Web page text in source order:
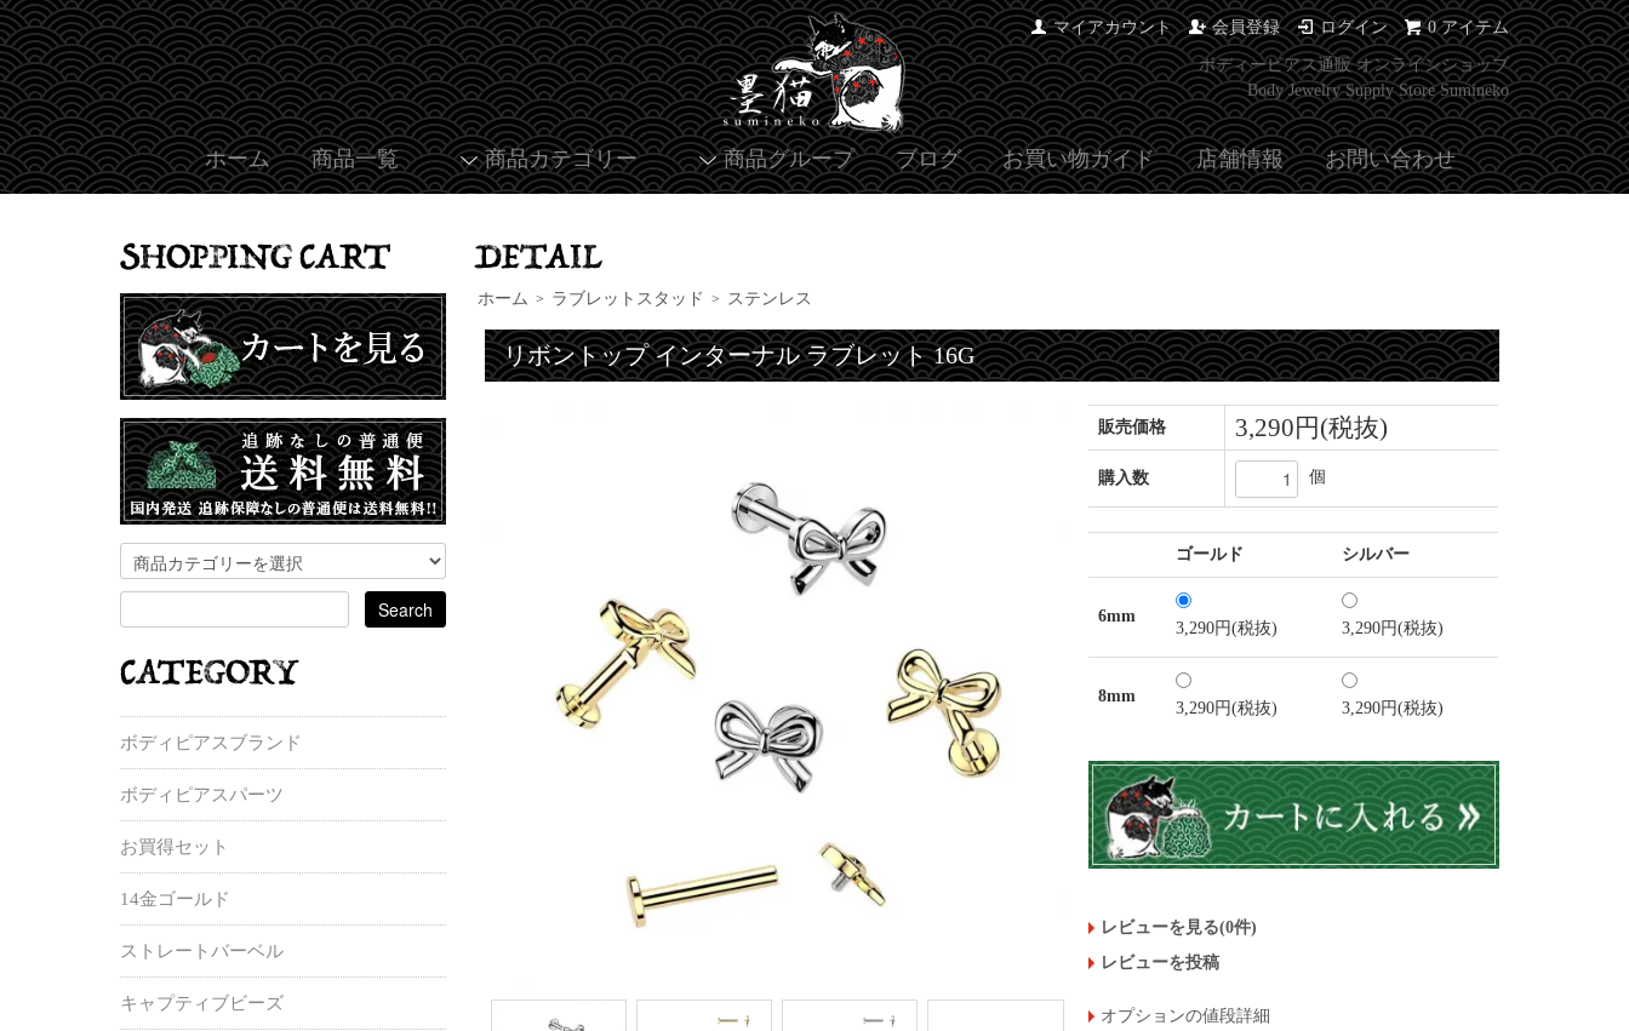
マイアカウント 会員登録 ログイン 0 アイテム
ボディーピアス通販 オンラインショップ
Body Jewelry Supply Store Sumineko
ホーム 商品一覧 商品カテゴリー 商品グループ ブログ お買い物ガイド 店舗情報 お問い合わせ
ホーム > ラブレットスタッド > ステンレス
リボントップ インターナル ラブレット 16G
販売価格 3,290円(税抜)
購入数 個
ゴールド シルバー
6mm
3,290円(税抜) 3,290円(税抜)
8mm
3,290円(税抜) 3,290円(税抜)
レビューを見る(0件)
レビューを投稿
オプションの値段詳細
ボディピアスブランド
ボディピアスパーツ
お買得セット
14金ゴールド
ストレートバーベル
キャプティブビーズ